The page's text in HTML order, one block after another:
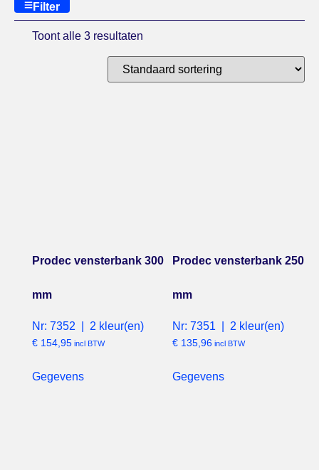
Filter
Toont alle 3 resultaten
Prodec vensterbank 300
mm
Nr: 7352 | 2 kleur(en)
€ 154,95 incl BTW
Gegevens
Prodec vensterbank 250
mm
Nr: 7351 | 2 kleur(en)
€135,96incl BTW
Gegevens